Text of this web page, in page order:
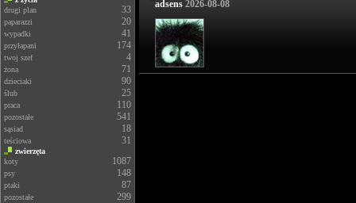
drugi plan
33
paparazzi 20
wypadki 41
przyłapani 174
twoj szef 4
żona 71
dzieciaki 90
ślub 25
praca 110
pozostałe 541
sąsiad 18
teściowa 31
zwierzęta
koty
1087
psy 148
ptaki 87
pozostałe 299
adsens 2026-08-08